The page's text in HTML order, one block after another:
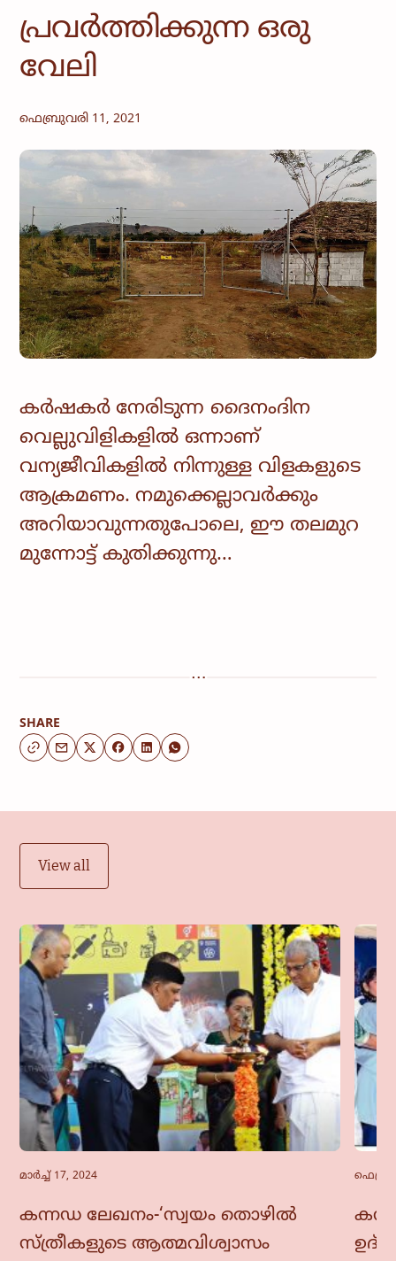
പ്രവർത്തിക്കുന്ന ഒരു
വേലി
ഫെബ്രുവരി 11, 2021
കർഷകർ നേരിടുന്ന ദൈനംദിന
വെല്ലുവിളികളിൽ ഒന്നാണ്
വന്യജീവികളിൽ നിന്നുള്ള വിളകളുടെ
ആക്രമണം. നമുക്കെല്ലാവർക്കും
അറിയാവുന്നതുപോലെ, ഈ തലമുറ
മുന്നോട്ട് കുതിക്കുന്നു…
SHARE
View all
മാർച്ച്‌ 17, 2024
കന്നഡ ലേഖനം-‘സ്വയം തൊഴിൽ
സ്ത്രീകളുടെ ആത്മവിശ്വാസം